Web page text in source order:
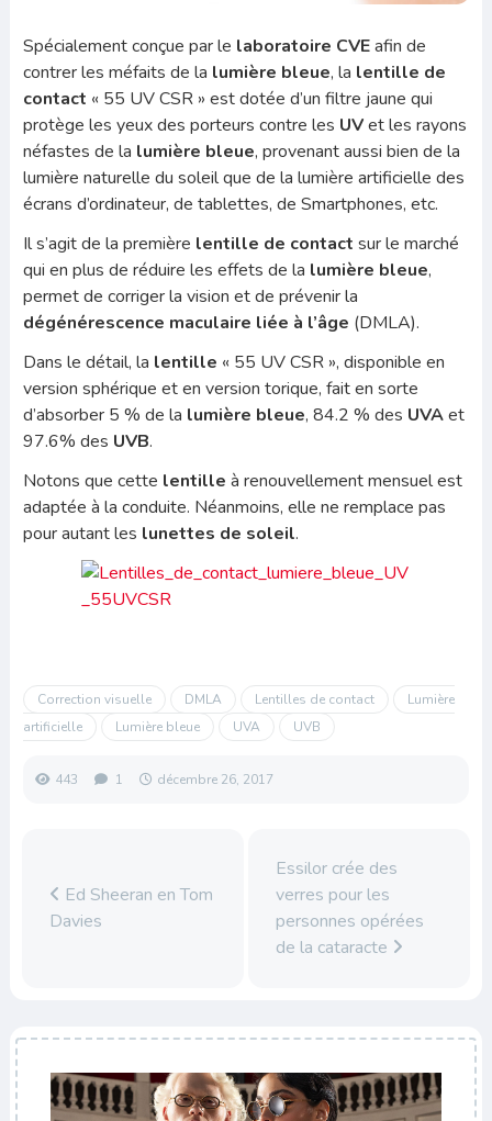
Spécialement conçue par le laboratoire CVEafin de
contrer les méfaits de la lumière bleue, la lentille de
contact « 55 UV CSR » est dotée d’un filtre jaune qui
protège les yeux des porteurs contre les UVet les rayons
néfastes de la lumière bleue, provenant aussi bien de la
lumière naturelle du soleil que de la lumière artificielle des
écrans d’ordinateur, de tablettes, de Smartphones, etc.
Il s’agit de la première lentille de contact sur le marché
qui en plus de réduire les effets de la lumière bleue,
permet de corriger la vision et de prévenir la
dégénérescence maculaire liée à l’âge (DMLA).
Dans le détail, la lentille « 55 UV CSR », disponible en
version sphérique et en version torique, fait en sorte
d’absorber 5 % de la lumière bleue, 84.2 % des UVAet
97.6% des UVB.
Notons que cette lentille à renouvellement mensuel est
adaptée à la conduite. Néanmoins, elle ne remplace pas
pour autant les lunettes de soleil.
Correction visuelle DMLA Lentilles de contact
Lumière
artificielle
Lumière bleue UVA UVB
443 1 décembre 26, 2017
Ed Sheeran en Tom
Davies
Essilor crée des
verres pour les
personnes opérées
de la cataracte